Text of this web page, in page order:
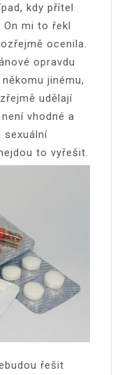
kdy přítel
mi to řekl
ocenila.
opravdu
jinému,
udělají
vhodné a
sexuální
to vyřešit.
řešit